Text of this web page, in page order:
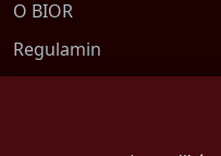
O BIOR
Regulamin